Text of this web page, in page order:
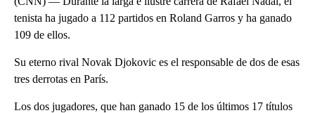
tenista ha jugado a 112 partidos en Roland Garros y ha ganado
109 de ellos.
Su eterno rival Novak Djokovic es el responsable de dos de esas
tres derrotas en París.
Los dos jugadores, que han ganado 15 de los últimos 17 títulos